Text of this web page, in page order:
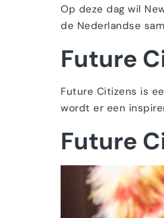
Op deze dag wil
de Nederlandse
Future
Future Citizens is
wordt er een
Future